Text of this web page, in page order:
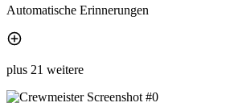
Automatische Erinnerungen
plus 21 weitere